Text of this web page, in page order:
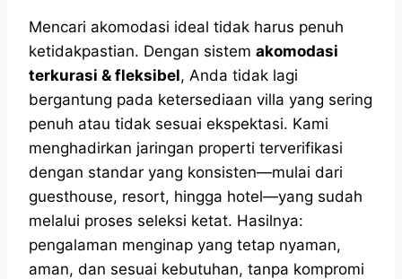
Mencari akomodasi ideal tidak harus penuh
ketidakpastian. Dengan sistem akomodasi
terkurasi & fleksibel, Anda tidak lagi
bergantung pada ketersediaan villa yang sering
penuh atau tidak sesuai ekspektasi. Kami
menghadirkan jaringan properti terverifikasi
dengan standar yang konsisten—mulai dari
guesthouse, resort, hingga hotel—yang sudah
melalui proses seleksi ketat. Hasilnya:
pengalaman menginap yang tetap nyaman,
aman, dan sesuai kebutuhan, tanpa kompromi